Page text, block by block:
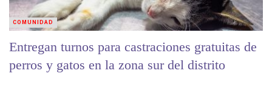
Entregan turnos para castraciones gratuitas de
perros y gatos en la zona sur del distrito
COMUNIDAD